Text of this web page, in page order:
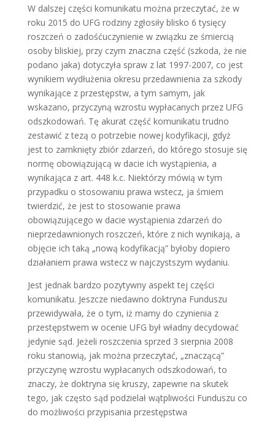
W dalszej części komunikatu można przeczytać, że w
roku 2015 do UFG rodziny zgłosiły blisko 6 tysięcy
roszczeń o zadośćuczynienie w związku ze śmiercią
osoby bliskiej, przy czym znaczna część (szkoda, że nie
podano jaka) dotyczyła spraw z lat 1997-2007, co jest
wynikiem wydłużenia okresu przedawnienia za szkody
wynikające z przestępstw, a tym samym, jak
wskazano, przyczyną wzrostu wypłacanych przez UFG
odszkodowań. Tę akurat część komunikatu trudno
zestawić z tezą o potrzebie nowej kodyfikacji, gdyż
jest to zamknięty zbiór zdarzeń, do którego stosuje się
normę obowiązującą w dacie ich wystąpienia, a
wynikająca z art. 448 k.c. Niektórzy mówią w tym
przypadku o stosowaniu prawa wstecz, ja śmiem
twierdzić, że jest to stosowanie prawa
obowiązującego w dacie wystąpienia zdarzeń do
nieprzedawnionych roszczeń, które z nich wynikają, a
objęcie ich taką „nową kodyfikacją” byłoby dopiero
działaniem prawa wstecz w najczystszym wydaniu.
Jest jednak bardzo pozytywny aspekt tej części
komunikatu. Jeszcze niedawno doktryna Funduszu
przewidywała, że o tym, iż mamy do czynienia z
przestępstwem w ocenie UFG był władny decydować
jedynie sąd. Jeżeli roszczenia sprzed 3 sierpnia 2008
roku stanowią, jak można przeczytać, „znaczącą”
przyczynę wzrostu wypłacanych odszkodowań, to
znaczy, że doktryna się kruszy, zapewne na skutek
tego, jak często sąd podzielał wątpliwości Funduszu co
do możliwości przypisania przestępstwa